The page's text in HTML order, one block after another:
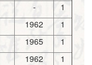
-
1
1962
1
1965
1
1962
1